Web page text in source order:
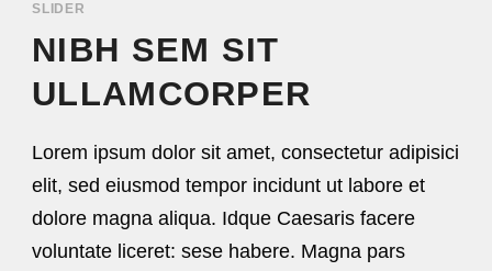
SLIDER
NIBH SEM SIT
ULLAMCORPER
Lorem ipsum dolor sit amet, consectetur adipisici
elit, sed eiusmod tempor incidunt ut labore et
dolore magna aliqua. Idque Caesaris facere
voluntate liceret: sese habere. Magna pars